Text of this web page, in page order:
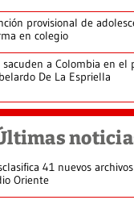
provisional de
en colegio
sacuden a Colombia en el
De La Espriella
41 nuevos
Oriente